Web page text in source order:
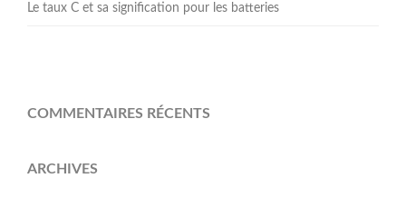
Le taux C et sa signification pour les batteries
COMMENTAIRES RÉCENTS
ARCHIVES